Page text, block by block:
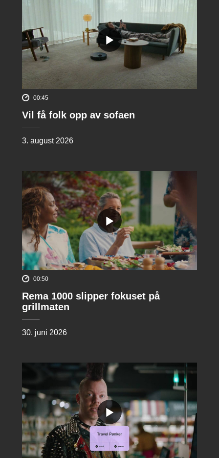
00:45
Vil få folk opp av sofaen
3. august 2026
00:50
Rema 1000 slipper fokuset på
grillmaten
30. juni 2026